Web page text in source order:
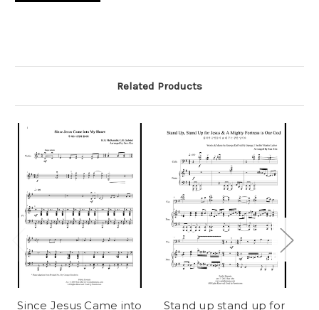
Related Products
Since Jesus Came into
Stand up stand up for